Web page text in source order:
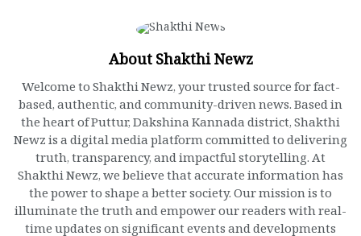
About Shakthi Newz
Welcome to Shakthi Newz, your trusted source for fact-
based, authentic, and community-driven news. Based in
the heart of Puttur, Dakshina Kannada district, Shakthi
Newz is a digital media platform committed to delivering
truth, transparency, and impactful storytelling. At
Shakthi Newz, we believe that accurate information has
the power to shape a better society. Our mission is to
illuminate the truth and empower our readers with real-
time updates on significant events and developments